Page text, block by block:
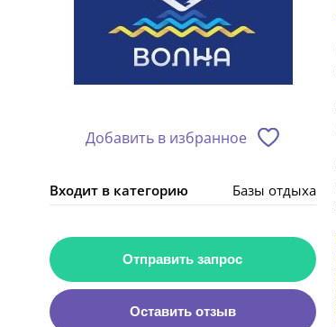
Добавить в избранное
Входит в категорию Базы отдыха
Отправить запрос
Оставить отзыв